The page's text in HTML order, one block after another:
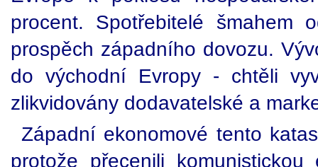
procent. Spotřebitelé šmahem
prospěch západního dovozu.
do východní Evropy - chtěli
zlikvidovány dodavatelské a
Západní ekonomové tento
protože přecenili